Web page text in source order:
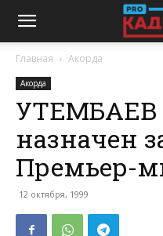
Главная Акорда
Акорда
УТЕМБАЕВ
назначен
Премьер-
12 октября, 1999